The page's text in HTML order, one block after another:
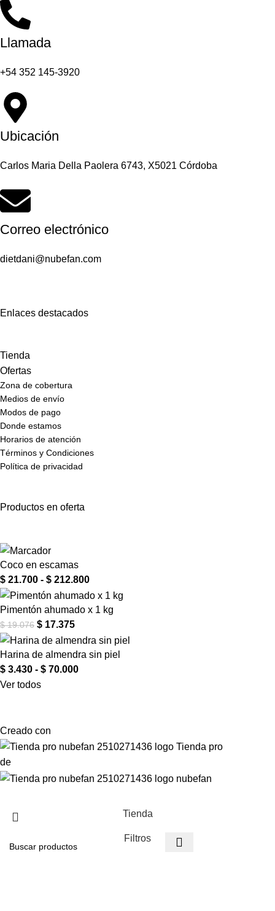
Llamada
+54 352 145-3920
Ubicación
Carlos Maria Della Paolera 6743, X5021 Córdoba
Correo electrónico
dietdani@nubefan.com
Enlaces destacados
Tienda
Ofertas
Zona de cobertura
Medios de envío
Modos de pago
Donde estamos
Horarios de atención
Términos y Condiciones
Política de privacidad
Productos en oferta
Coco en escamas
$ 21.700 - $ 212.800
Pimentón ahumado x 1 kg
$19.076 $ 17.375
Harina de almendra sin piel
$ 3.430 - $ 70.000
Ver todos
Creado con
de
Tienda
Filtros